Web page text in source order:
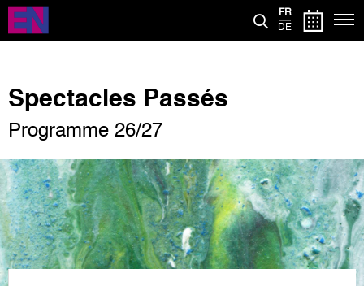
Aller
contenu
FR
DE
Spectacles Passés
Programme 26/27